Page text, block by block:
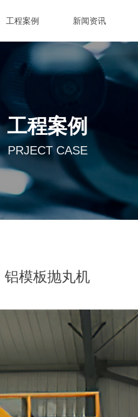
工程案例 新闻资讯
铝模板抛丸机
工程案例
PRJECT CASE